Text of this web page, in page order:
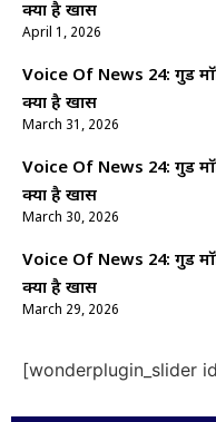
क्यों है खास
April 1, 2026
Voice Of News 24: गुड
क्यों है खास
March 31, 2026
Voice Of News 24: गुड
क्यों है खास
March 30, 2026
Voice Of News 24: गुड
क्यों है खास
March 29, 2026
[wonderplugin_slider